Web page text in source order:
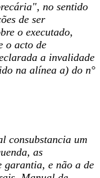
no sentido
de ser
o executado,
o acto de
a invalidade
na alínea a) do n°
consubstancia um
as
garantia, e não a de